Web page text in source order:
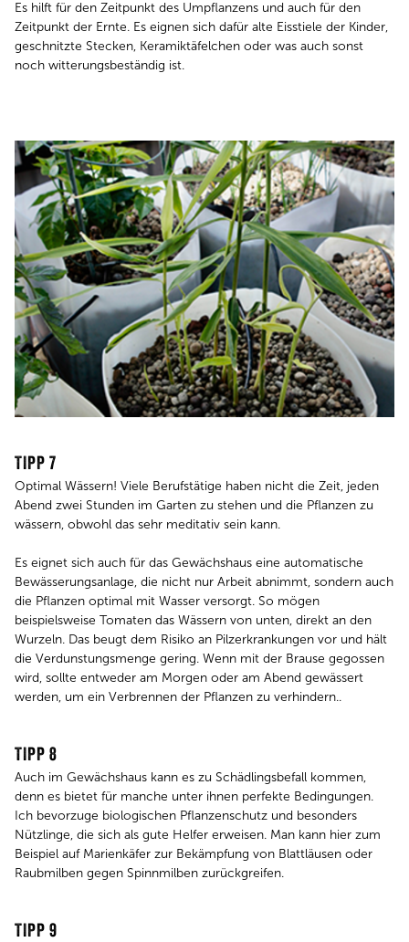
Es hilft für den Zeitpunkt des Umpflanzens und auch für den
Zeitpunkt der Ernte. Es eignen sich dafür alte Eisstiele der Kinder,
geschnitzte Stecken, Keramiktäfelchen oder was auch sonst
noch witterungsbeständig ist.
TIPP 7
Optimal Wässern! Viele Berufstätige haben nicht die Zeit, jeden
Abend zwei Stunden im Garten zu stehen und die Pflanzen zu
wässern, obwohl das sehr meditativ sein kann.
Es eignet sich auch für das Gewächshaus eine automatische
Bewässerungsanlage, die nicht nur Arbeit abnimmt, sondern auch
die Pflanzen optimal mit Wasser versorgt. So mögen
beispielsweise Tomaten das Wässern von unten, direkt an den
Wurzeln. Das beugt dem Risiko an Pilzerkrankungen vor und hält
die Verdunstungsmenge gering. Wenn mit der Brause gegossen
wird, sollte entweder am Morgen oder am Abend gewässert
werden, um ein Verbrennen der Pflanzen zu verhindern..
TIPP 8
Auch im Gewächshaus kann es zu Schädlingsbefall kommen,
denn es bietet für manche unter ihnen perfekte Bedingungen.
Ich bevorzuge biologischen Pflanzenschutz und besonders
Nützlinge, die sich als gute Helfer erweisen. Man kann hier zum
Beispiel auf Marienkäfer zur Bekämpfung von Blattläusen oder
Raubmilben gegen Spinnmilben zurückgreifen.
TIPP 9